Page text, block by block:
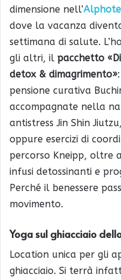
dimensione nell’
dove la vacanza
settimana di salute.
gli altri, il pacchetto
detox & dimagrimento»
pensione curativa
accompagnate nella
antistress Jin Shin
oppure esercizi di
percorso Kneipp, oltre
infusi detossinanti e
Perché il benessere
movimento.
Yoga sul ghiacciaio
Location unica per gli
ghiacciaio. Si terrà